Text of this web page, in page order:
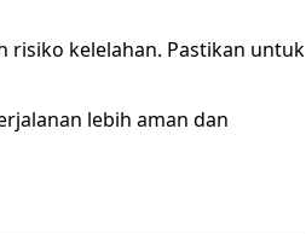
risiko kelelahan. Pastikan untuk
lebih aman dan